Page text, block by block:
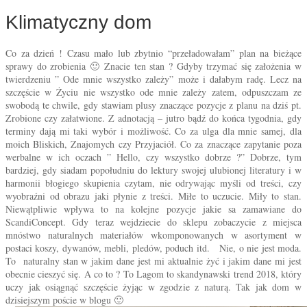
Klimatyczny dom
Co za dzień ! Czasu mało lub zbytnio “przeładowałam” plan na bieżące
sprawy do zrobienia 🙂 Znacie ten stan ? Gdyby trzymać się założenia w
twierdzeniu ” Ode mnie wszystko zależy” może i dałabym radę. Lecz na
szczęście w Życiu nie wszystko ode mnie zależy zatem, odpuszczam ze
swobodą te chwile, gdy stawiam plusy znaczące pozycje z planu na dziś pt.
Zrobione czy załatwione. Z adnotacją – jutro bądź do końca tygodnia, gdy
terminy dają mi taki wybór i możliwość. Co za ulga dla mnie samej, dla
moich Bliskich, Znajomych czy Przyjaciół. Co za znaczące zapytanie poza
werbalne w ich oczach ” Hello, czy wszystko dobrze ?” Dobrze, tym
bardziej, gdy siadam popołudniu do lektury swojej ulubionej literatury i w
harmonii błogiego skupienia czytam, nie odrywając myśli od treści, czy
wyobraźni od obrazu jaki płynie z treści. Miłe to uczucie. Miły to stan.
Niewątpliwie wpływa to na kolejne pozycje jakie sa zamawiane do
ScandiConcept. Gdy teraz wejdziecie do sklepu zobaczycie z miejsca
mnóstwo naturalnych materiałów wkomponowanych w asortyment w
postaci koszy, dywanów, mebli, pledów, poduch itd. Nie, o nie jest moda.
To naturalny stan w jakim dane jest mi aktualnie żyć i jakim dane mi jest
obecnie cieszyć się. A co to ? To Lagom to skandynawski trend 2018, który
uczy jak osiągnąć szczęście żyjąc w zgodzie z naturą. Tak jak dom w
dzisiejszym poście w blogu 🙂